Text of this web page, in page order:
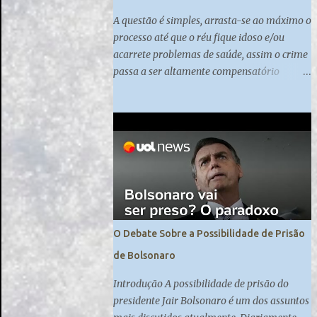
A questão é simples, arrasta-se ao máximo o
processo até que o réu fique idoso e/ou
acarrete problemas de saúde, assim o crime
passa a ser altamente compensatório
O Debate Sobre a Possibilidade de Prisão
de Bolsonaro
Introdução A possibilidade de prisão do
presidente Jair Bolsonaro é um dos assuntos